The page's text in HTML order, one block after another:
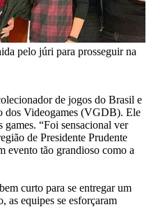
pelo júri para prosseguir na
de jogos do Brasil e
dos Videogames (VGDB). Ele
“Foi sensacional ver
de Presidente Prudente
evento tão grandioso como a
curto para se entregar um
as equipes se esforçaram